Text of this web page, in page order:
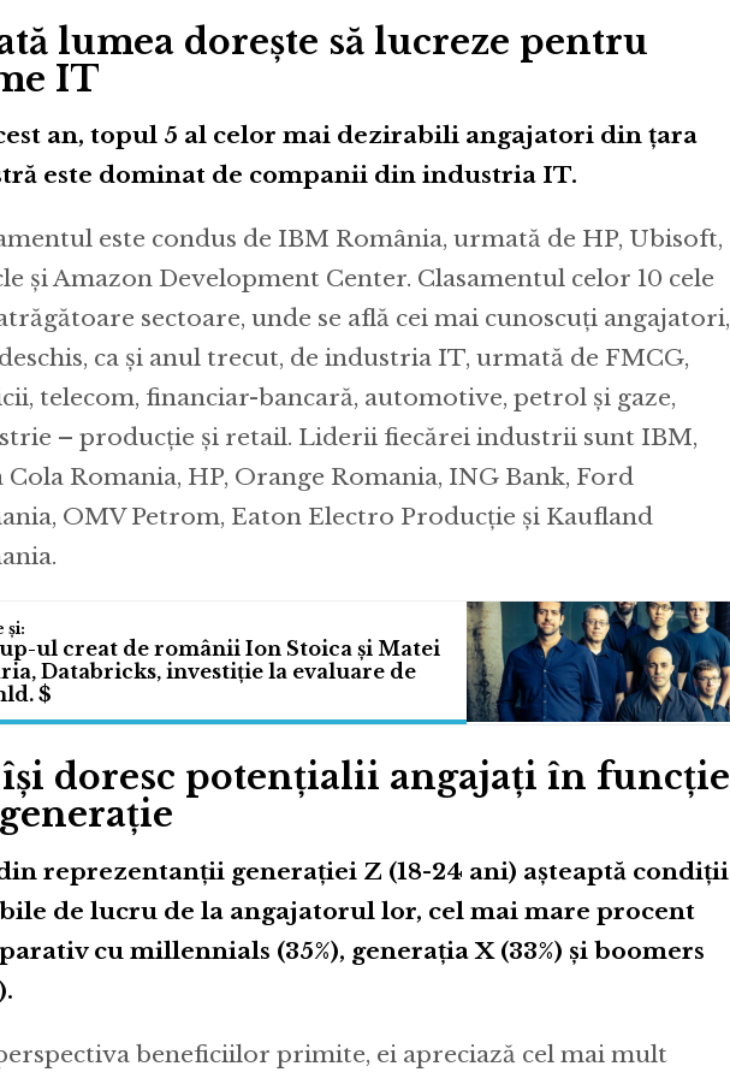
lumea dorește să lucreze pentru
IT
an, topul 5 al celor mai dezirabili angajatori din țara
este dominat de companii din industria IT.
este condus de IBM România, urmată de HP, Ubisoft,
și Amazon Development Center. Clasamentul celor 10 cele
sectoare, unde se află cei mai cunoscuți angajatori,
ca și anul trecut, de industria IT, urmată de FMCG,
telecom, financiar-bancară, automotive, petrol și gaze,
– producție și retail. Liderii fiecărei industrii sunt IBM,
Cola Romania, HP, Orange Romania, ING Bank, Ford
OMV Petrom, Eaton Electro Producție și Kaufland
ul creat de românii Ion Stoica și Matei
Databricks, investiție la evaluare de
$
își doresc potențialii angajați în funcție
din reprezentanții generației Z (18-24 ani) așteaptă condiții
de lucru de la angajatorul lor, cel mai mare procent
cu millennials (35%), generația X (33%) și boomers
beneficiilor primite, ei apreciază cel mai mult